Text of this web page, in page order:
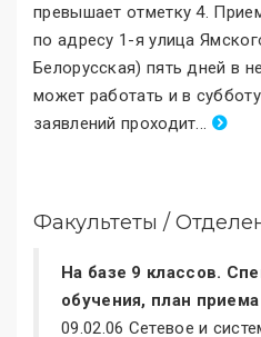
превышает отметку 4.
по адресу 1-я улица
Белорусская) пять дней в
может работать и в
заявлений проходит...
Факультеты /
На базе 9 классов.
обучения, план
09.02.06 Сетевое и